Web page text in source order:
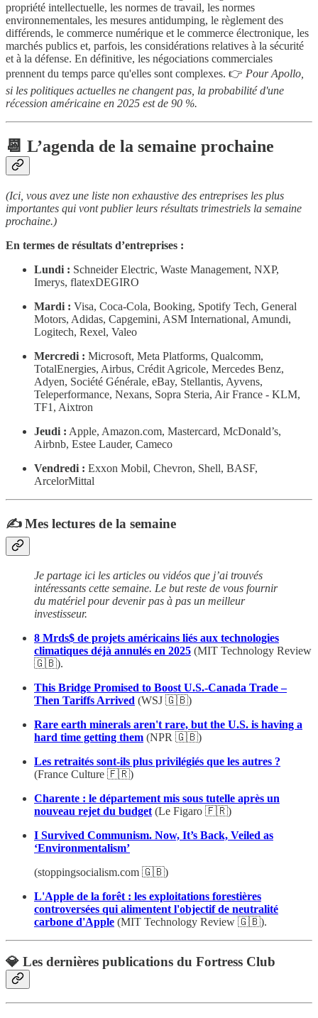
propriété intellectuelle, les normes de travail, les normes
environnementales, les mesures antidumping, le règlement des
différends, le commerce numérique et le commerce électronique, les
marchés publics et, parfois, les considérations relatives à la sécurité
et à la défense. En définitive, les négociations commerciales
prennent du temps parce qu'elles sont complexes. 👉 Pour Apollo,
si les politiques actuelles ne changent pas, la probabilité d'une
récession américaine en 2025 est de 90 %.
📆 L’agenda de la semaine prochaine
(Ici, vous avez une liste non exhaustive des entreprises les plus
importantes qui vont publier leurs résultats trimestriels la semaine
prochaine.)
En termes de résultats d’entreprises :
Lundi : Schneider Electric, Waste Management, NXP,
Imerys, flatexDEGIRO
Mardi : Visa, Coca-Cola, Booking, Spotify Tech, General
Motors, Adidas, Capgemini, ASM International, Amundi,
Logitech, Rexel, Valeo
Mercredi : Microsoft, Meta Platforms, Qualcomm,
TotalEnergies, Airbus, Crédit Agricole, Mercedes Benz,
Adyen, Société Générale, eBay, Stellantis, Ayvens,
Teleperformance, Nexans, Sopra Steria, Air France - KLM,
TF1, Aixtron
Jeudi : Apple, Amazon.com, Mastercard, McDonald’s,
Airbnb, Estee Lauder, Cameco
Vendredi : Exxon Mobil, Chevron, Shell, BASF,
ArcelorMittal
✍️ Mes lectures de la semaine
Je partage ici les articles ou vidéos que j’ai trouvés
intéressants cette semaine. Le but reste de vous fournir
du matériel pour devenir pas à pas un meilleur
investisseur.
8 Mrds$ de projets américains liés aux technologies
climatiques déjà annulés en 2025 (MIT Technology Review
🇬🇧).
This Bridge Promised to Boost U.S.-Canada Trade –
Then Tariffs Arrived (WSJ 🇬🇧)
Rare earth minerals aren't rare, but the U.S. is having a
hard time getting them (NPR 🇬🇧)
Les retraités sont-ils plus privilégiés que les autres ?
(France Culture 🇫🇷)
Charente : le département mis sous tutelle après un
nouveau rejet du budget (Le Figaro 🇫🇷)
I Survived Communism. Now, It’s Back, Veiled as
‘Environmentalism’
(stoppingsocialism.com 🇬🇧)
L'Apple de la forêt : les exploitations forestières
controversées qui alimentent l'objectif de neutralité
carbone d'Apple (MIT Technology Review 🇬🇧).
💎 Les dernières publications du Fortress Club